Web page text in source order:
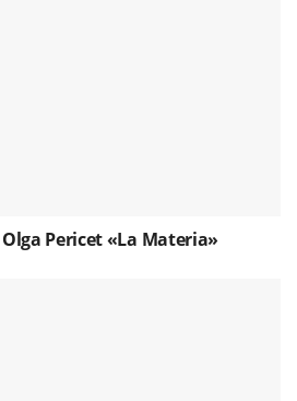
Pericet «La Materia»